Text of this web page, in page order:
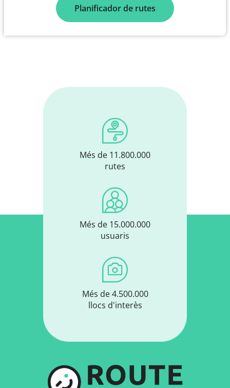
Planificador de rutes
Més de 11.800.000
rutes
Més de 15.000.000
usuaris
Més de 4.500.000
llocs d'interès